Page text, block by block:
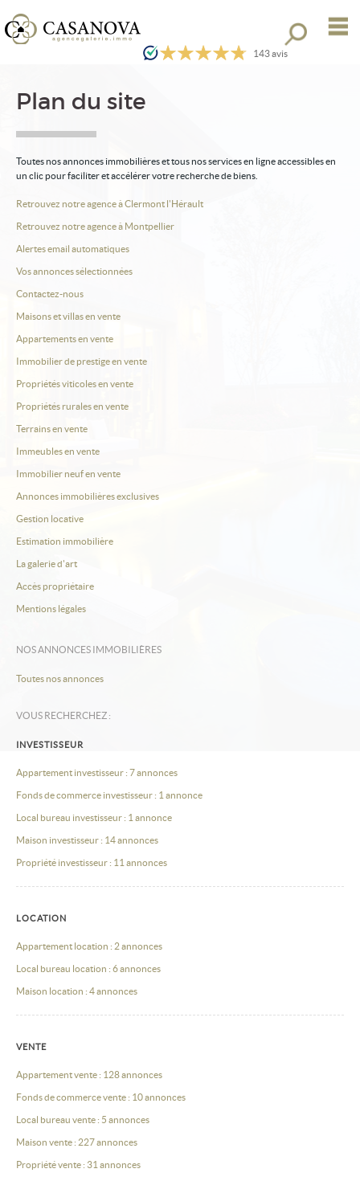
143avis
Toutes nos
Gestion locative
International
Actualités
Mes sélections 0
Accueil
Estimation
Créer une alerte
Contact
Plan du site
Toutes nos annonces immobilières et tous nos services en ligne accessibles en
un clic pour faciliter et accélérer votre recherche de biens.
Retrouvez notre agence à Clermont l'Hérault
Retrouvez notre agence à Montpellier
Alertes email automatiques
Vos annonces sélectionnées
Contactez-nous
Maisons et villas en vente
Appartements en vente
Immobilier de prestige en vente
Propriétés viticoles en vente
Propriétés rurales en vente
Terrains en vente
Immeubles en vente
Immobilier neuf en vente
Annonces immobilières exclusives
Gestion locative
Estimation immobilière
La galerie d'art
Accès propriétaire
Mentions légales
NOS ANNONCES IMMOBILIÈRES
Toutes nos annonces
VOUS RECHERCHEZ :
INVESTISSEUR
Appartement investisseur : 7 annonces
Fonds de commerce investisseur : 1 annonce
Local bureau investisseur : 1 annonce
Maison investisseur : 14 annonces
Propriété investisseur : 11 annonces
LOCATION
Appartement location : 2 annonces
Local bureau location : 6 annonces
Maison location : 4 annonces
VENTE
Appartement vente : 128 annonces
Fonds de commerce vente : 10 annonces
Local bureau vente : 5 annonces
Maison vente : 227 annonces
Propriété vente : 31 annonces